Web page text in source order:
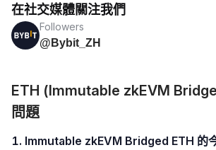
在社交媒體關注我們
Followers
@Bybit_ZH
ETH (Immutable zkEVM
問題
1. Immutable zkEVM Bridged ETH 的今日價格是多